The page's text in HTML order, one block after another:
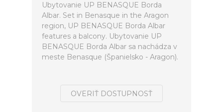
Ubytovanie UP BENASQUE Borda
Albar. Set in Benasque in the Aragon
region, UP BENASQUE Borda Albar
features a balcony. Ubytovanie UP
BENASQUE Borda Albar sa nachádza v
meste Benasque (Španielsko - Aragon).
OVERIŤ DOSTUPNOSŤ